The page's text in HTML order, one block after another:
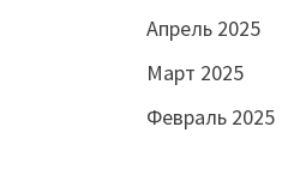
Апрель 2025
Март 2025
Февраль 2025